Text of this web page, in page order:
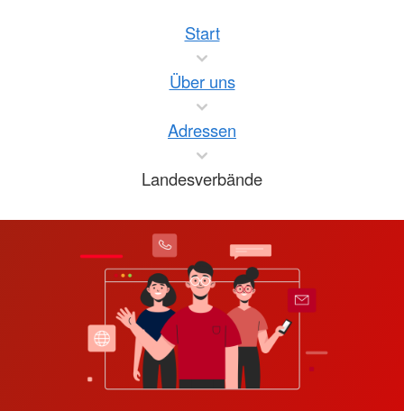
Start
Über uns
Adressen
Landesverbände